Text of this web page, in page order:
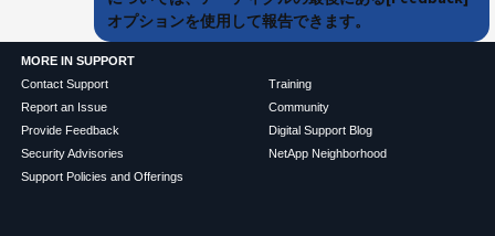
オプションを使用して報告できます。
MORE IN SUPPORT
Contact Support
Report an Issue
Provide Feedback
Security Advisories
Support Policies and Offerings
Training
Community
Digital Support Blog
NetApp Neighborhood